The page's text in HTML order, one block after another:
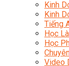
Kinh
Kinh
Tiếng
Học
Học
Video